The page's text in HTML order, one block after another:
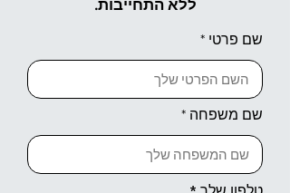
ללא התחייבות.
שם פרטי
שם משפחה